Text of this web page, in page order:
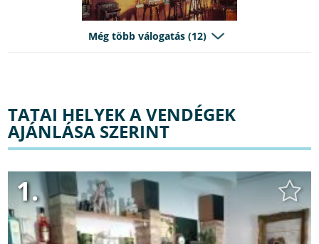
Még több válogatás (12)
TATAI HELYEK A VENDÉGEK
AJÁNLÁSA SZERINT
1.